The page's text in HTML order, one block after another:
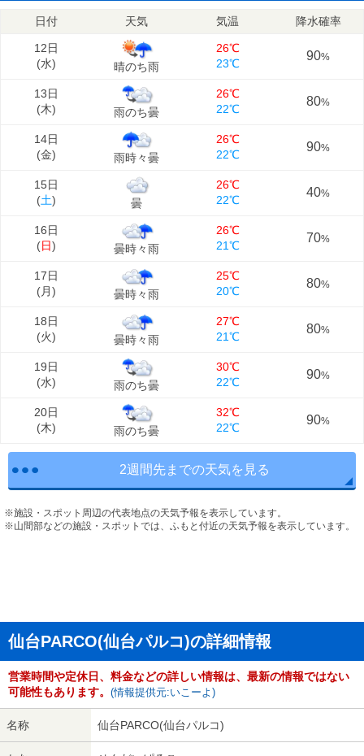
日付 天気 気温 降水確率
12日
(水) 晴のち雨
26℃
23℃
90%
13日
(木) 雨のち曇
26℃
22℃
80%
14日
(金) 雨時々曇
26℃
22℃
90%
15日
(土) 曇
26℃
22℃
40%
16日
(日) 曇時々雨
26℃
21℃
70%
17日
(月) 曇時々雨
25℃
20℃
80%
18日
(火) 曇時々雨
27℃
21℃
80%
19日
(水) 雨のち曇
30℃
22℃
90%
20日
(木) 雨のち曇
32℃
22℃
90%
2週間先までの天気を見る
※施設・スポット周辺の代表地点の天気予報を表示しています。
※山間部などの施設・スポットでは、ふもと付近の天気予報を表示しています。
仙台PARCO(仙台パルコ)の詳細情報
営業時間や定休日、料金などの詳しい情報は、最新の情報ではない
可能性もあります。 (情報提供元:いこーよ)
名称 仙台PARCO(仙台パルコ)